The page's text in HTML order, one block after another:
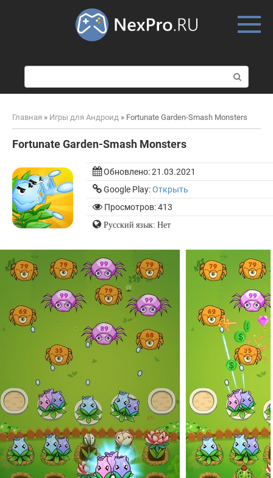
о
и
к
Главная » Игры для Андроид » Fortunate Garden-Smash Monsters
Fortunate Garden-Smash Monsters
Обновлено:21.03.2021
Google Play:Открыть
Просмотров: 413
Русский язык: Нет